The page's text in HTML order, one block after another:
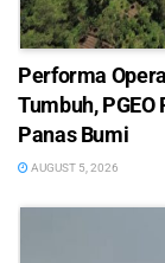
Performa
Tumbuh,
Panas Bumi
AUGUST 5, 2026